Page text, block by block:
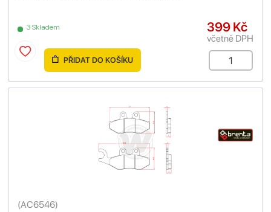
3 Skladem 399 Kč
včetně DPH
PŘIDAT DO KOŠÍKU
(AC6546)